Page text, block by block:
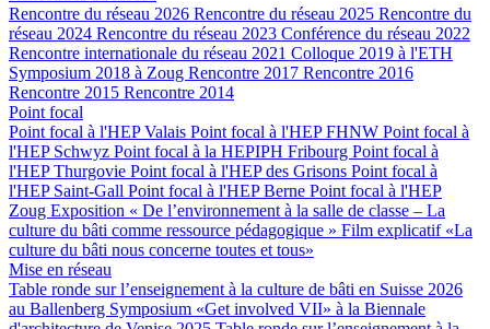
Rencontre du réseau 2026 Rencontre du réseau 2025 Rencontre du
réseau 2024 Rencontre du réseau 2023 Conférence du réseau 2022
Rencontre internationale du réseau 2021 Colloque 2019 à l'ETH
Symposium 2018 à Zoug Rencontre 2017 Rencontre 2016
Rencontre 2015 Rencontre 2014
Point focal
Point focal à l'HEP Valais Point focal à l'HEP FHNW Point focal à
l'HEP Schwyz Point focal à la HEPIPH Fribourg Point focal à
l'HEP Thurgovie Point focal à l'HEP des Grisons Point focal à
l'HEP Saint-Gall Point focal à l'HEP Berne Point focal à l'HEP
Zoug Exposition « De l’environnement à la salle de classe – La
culture du bâti comme ressource pédagogique » Film explicatif «La
culture du bâti nous concerne toutes et tous»
Mise en réseau
Table ronde sur l’enseignement à la culture de bâti en Suisse 2026
au Ballenberg Symposium «Get involved VII» à la Biennale